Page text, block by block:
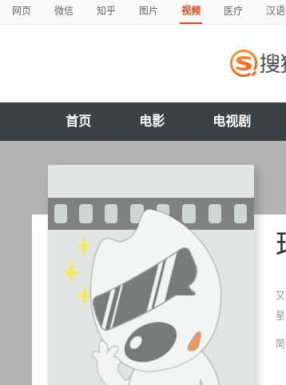
网页 微信 知乎 图片 视频 医疗 汉语
首页 电影 电视剧
又
星
简